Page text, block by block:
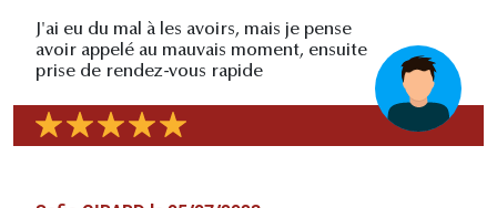
J'ai eu du mal à les avoirs, mais je pense
avoir appelé au mauvais moment, ensuite
prise de rendez-vous rapide